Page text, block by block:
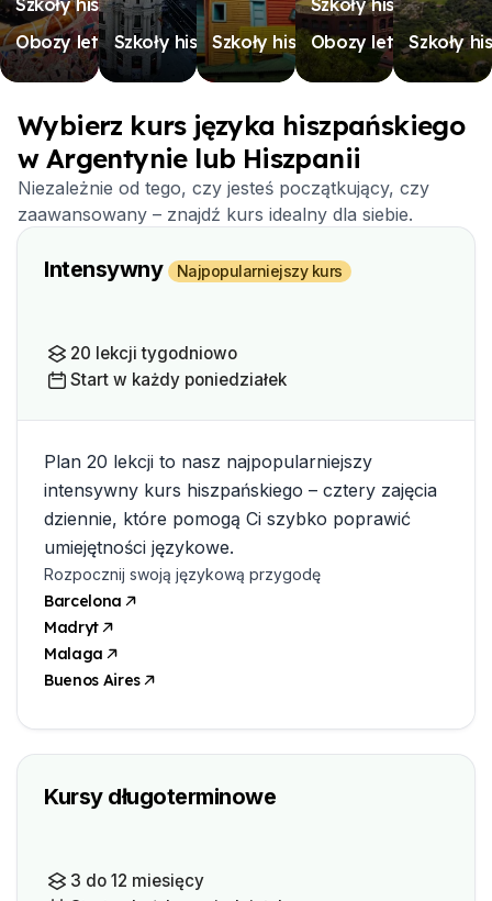
Szkoły hiszpańskie
Obozy letnieSzkoły hiszpańskieSzkoły hiszpańskie
Szkoły hiszpańskie
Obozy letnieSzkoły
Wybierz kurs języka hiszpańskiego
w Argentynie lub Hiszpanii
Niezależnie od tego, czy jesteś początkujący, czy
zaawansowany – znajdź kurs idealny dla siebie.
Intensywny Najpopularniejszy kurs
20 lekcji tygodniowo
Start w każdy poniedziałek
Plan 20 lekcji to nasz najpopularniejszy
intensywny kurs hiszpańskiego – cztery zajęcia
dziennie, które pomogą Ci szybko poprawić
umiejętności językowe.
Rozpocznij swoją językową przygodę
Barcelona
Madryt
Malaga
Buenos Aires
Kursy długoterminowe
3 do 12 miesięcy